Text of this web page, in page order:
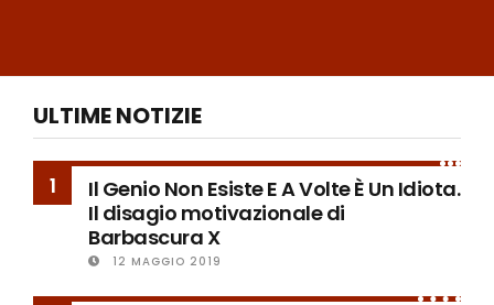
ULTIME NOTIZIE
1
Il Genio Non Esiste E A Volte È Un Idiota.
Il disagio motivazionale di
Barbascura X
12 MAGGIO 2019